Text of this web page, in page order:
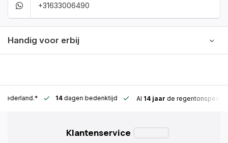
+31633006490
Handig voor erbij
Nederland.* 14dagen bedenktijd Al 14 jaar de
Klantenservice